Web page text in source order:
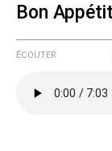
Bon
ÉCOUTER